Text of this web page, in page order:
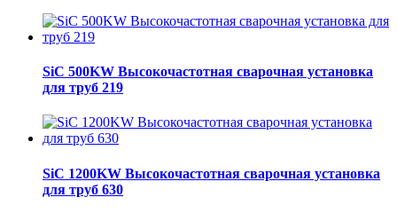
SiC 500KW Высокочастотная сварочная установка
для труб 219
SiC 1200KW Высокочастотная сварочная установка
для труб 630